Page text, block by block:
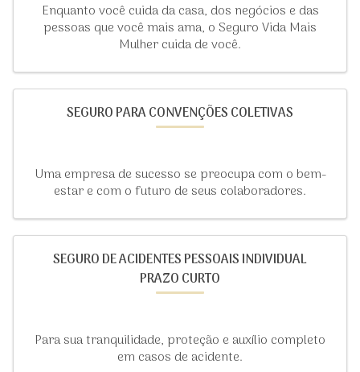
Enquanto você cuida da casa, dos negócios e das
pessoas que você mais ama, o Seguro Vida Mais
Mulher cuida de você.
SEGURO PARA CONVENÇÕES COLETIVAS
Uma empresa de sucesso se preocupa com o bem-
estar e com o futuro de seus colaboradores.
SEGURO DE ACIDENTES PESSOAIS INDIVIDUAL
PRAZO CURTO
Para sua tranquilidade, proteção e auxílio completo
em casos de acidente.